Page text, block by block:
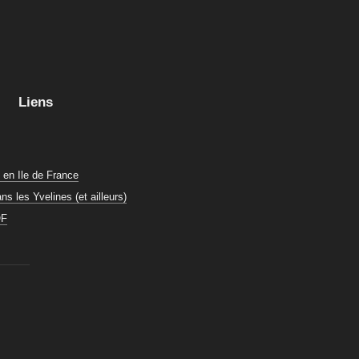
Liens
en Ile de France
les Yvelines (et ailleurs)